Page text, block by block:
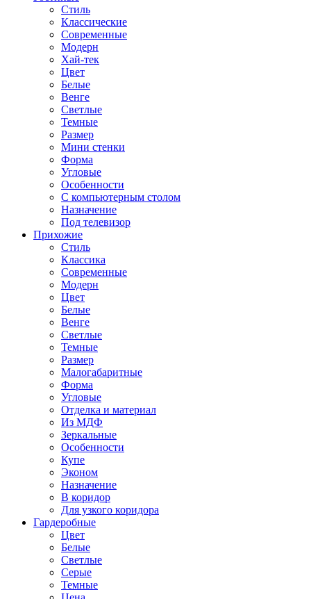
Стиль
Классические
Современные
Модерн
Хай-тек
Цвет
Белые
Венге
Светлые
Темные
Размер
Мини стенки
Форма
Угловые
Особенности
С компьютерным столом
Назначение
Под телевизор
Прихожие
Стиль
Классика
Современные
Модерн
Цвет
Белые
Венге
Светлые
Темные
Размер
Малогабаритные
Форма
Угловые
Отделка и материал
Из МДФ
Зеркальные
Особенности
Купе
Эконом
Назначение
В коридор
Для узкого коридора
Гардеробные
Цвет
Белые
Светлые
Серые
Темные